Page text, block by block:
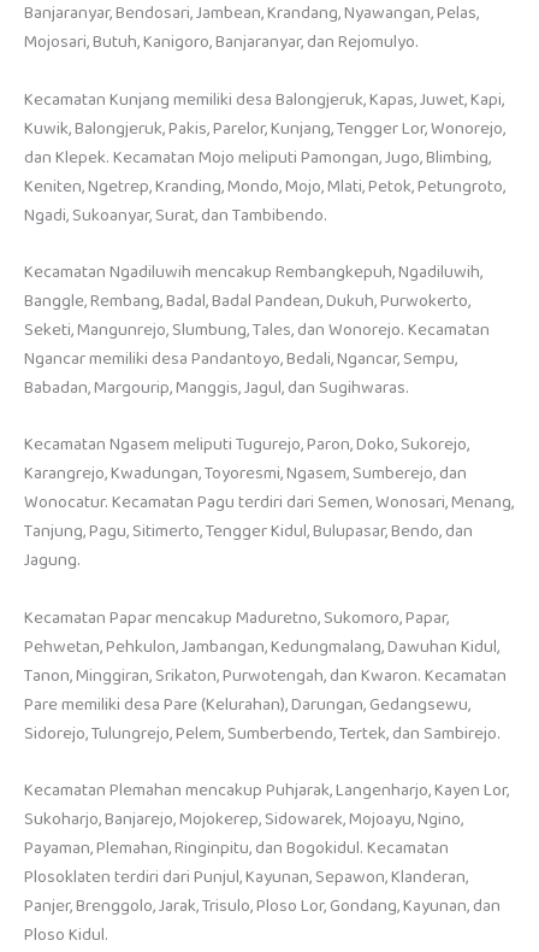
Banjaranyar, Bendosari, Jambean, Krandang, Nyawangan, Pelas,
Mojosari, Butuh, Kanigoro, Banjaranyar, dan Rejomulyo.
Kecamatan Kunjang memiliki desa Balongjeruk, Kapas, Juwet, Kapi,
Kuwik, Balongjeruk, Pakis, Parelor, Kunjang, Tengger Lor, Wonorejo,
dan Klepek. Kecamatan Mojo meliputi Pamongan, Jugo, Blimbing,
Keniten, Ngetrep, Kranding, Mondo, Mojo, Mlati, Petok, Petungroto,
Ngadi, Sukoanyar, Surat, dan Tambibendo.
Kecamatan Ngadiluwih mencakup Rembangkepuh, Ngadiluwih,
Banggle, Rembang, Badal, Badal Pandean, Dukuh, Purwokerto,
Seketi, Mangunrejo, Slumbung, Tales, dan Wonorejo. Kecamatan
Ngancar memiliki desa Pandantoyo, Bedali, Ngancar, Sempu,
Babadan, Margourip, Manggis, Jagul, dan Sugihwaras.
Kecamatan Ngasem meliputi Tugurejo, Paron, Doko, Sukorejo,
Karangrejo, Kwadungan, Toyoresmi, Ngasem, Sumberejo, dan
Wonocatur. Kecamatan Pagu terdiri dari Semen, Wonosari, Menang,
Tanjung, Pagu, Sitimerto, Tengger Kidul, Bulupasar, Bendo, dan
Jagung.
Kecamatan Papar mencakup Maduretno, Sukomoro, Papar,
Pehwetan, Pehkulon, Jambangan, Kedungmalang, Dawuhan Kidul,
Tanon, Minggiran, Srikaton, Purwotengah, dan Kwaron. Kecamatan
Pare memiliki desa Pare (Kelurahan), Darungan, Gedangsewu,
Sidorejo, Tulungrejo, Pelem, Sumberbendo, Tertek, dan Sambirejo.
Kecamatan Plemahan mencakup Puhjarak, Langenharjo, Kayen Lor,
Sukoharjo, Banjarejo, Mojokerep, Sidowarek, Mojoayu, Ngino,
Payaman, Plemahan, Ringinpitu, dan Bogokidul. Kecamatan
Plosoklaten terdiri dari Punjul, Kayunan, Sepawon, Klanderan,
Panjer, Brenggolo, Jarak, Trisulo, Ploso Lor, Gondang, Kayunan, dan
Ploso Kidul.